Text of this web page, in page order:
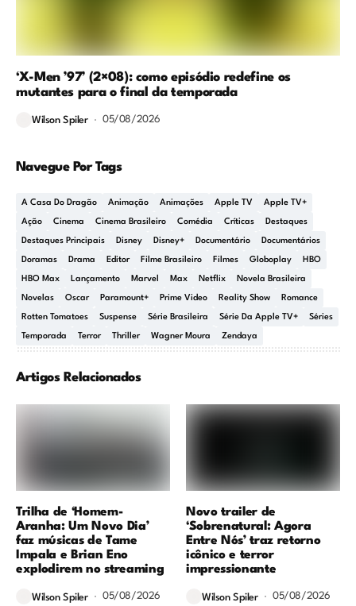
‘X-Men ’97’ (2×08): como episódio redefine os
mutantes para o final da temporada
Wilson Spiler 05/08/2026
Navegue Por Tags
A Casa Do Dragão Animação Animações Apple TV Apple TV+
Ação Cinema Cinema Brasileiro Comédia Críticas Destaques
Destaques Principais Disney Disney+ Documentário Documentários
Doramas Drama Editor Filme Brasileiro Filmes Globoplay HBO
HBO Max Lançamento Marvel Max Netflix Novela Brasileira
Novelas Oscar Paramount+ Prime Video Reality Show Romance
Rotten Tomatoes Suspense Série Brasileira Série Da Apple TV+ Séries
Temporada Terror Thriller Wagner Moura Zendaya
Artigos Relacionados
Trilha de ‘Homem-
Aranha: Um Novo Dia’
faz músicas de Tame
Impala e Brian Eno
explodirem no streaming
Wilson Spiler 05/08/2026
Novo trailer de
‘Sobrenatural: Agora
Entre Nós’ traz retorno
icônico e terror
impressionante
Wilson Spiler 05/08/2026